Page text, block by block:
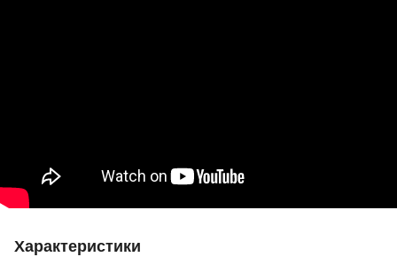
Характеристики